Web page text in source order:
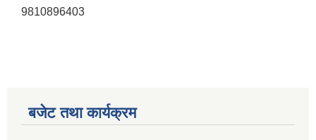
9810896403
बजेट तथा कार्यक्रम